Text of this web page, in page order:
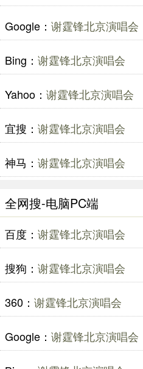
Google： 谢霆锋北京演唱会
Bing： 谢霆锋北京演唱会
Yahoo： 谢霆锋北京演唱会
宜搜： 谢霆锋北京演唱会
神马： 谢霆锋北京演唱会
全网搜-电脑PC端
百度： 谢霆锋北京演唱会
搜狗： 谢霆锋北京演唱会
360： 谢霆锋北京演唱会
Google： 谢霆锋北京演唱会